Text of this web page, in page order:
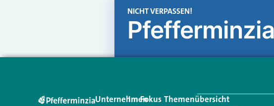
NICHT VERPASSEN!
Unternehmen
Im Fokus Themenübersicht